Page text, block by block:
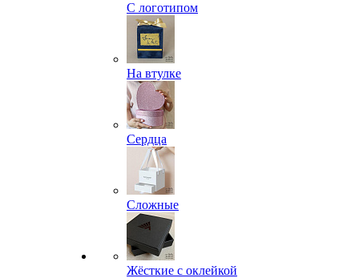
С логотипом
На втулке
Сердца
Сложные
Жёсткие с оклейкой